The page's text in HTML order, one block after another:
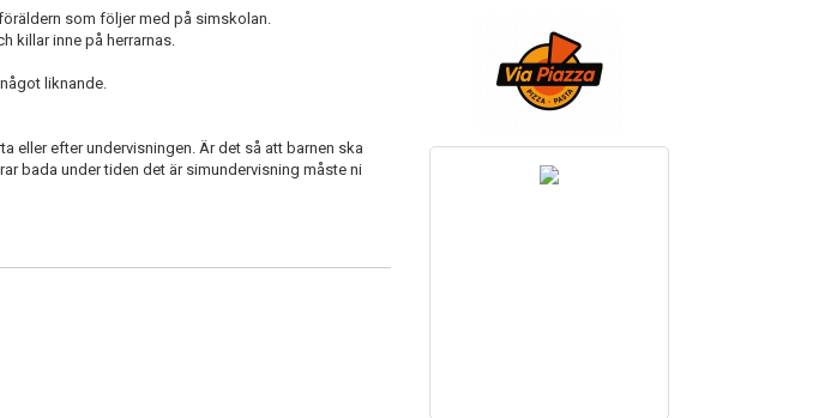
som följer med på simskolan.
killar inne på herrarnas.
liknande.
eller efter undervisningen. Är det så att barnen ska
bada under tiden det är simundervisning måste ni